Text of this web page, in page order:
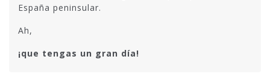
España peninsular.
Ah,
¡que tengas un gran día!